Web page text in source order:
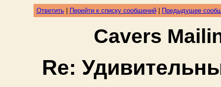
Ответить| Перейти к списку сообщений| Предыдущее
Cavers
Re: